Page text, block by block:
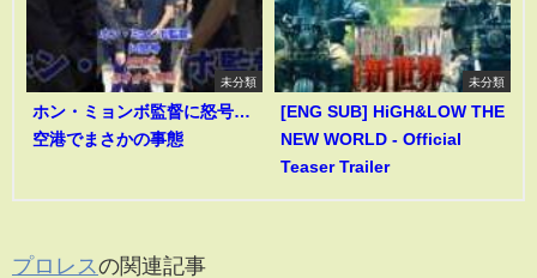
未分類
ホン・ミョンボ監督に怒号…
空港でまさかの事態
未分類
[ENG SUB] HiGH&LOW THE
NEW WORLD - Official
Teaser Trailer
プロレスの関連記事